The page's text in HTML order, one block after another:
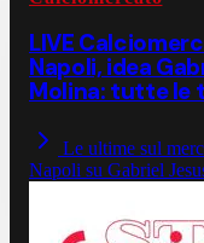
LIVE
Napoli, idea
Molina: tutte
Le ultime sul
Napoli su Gabriel